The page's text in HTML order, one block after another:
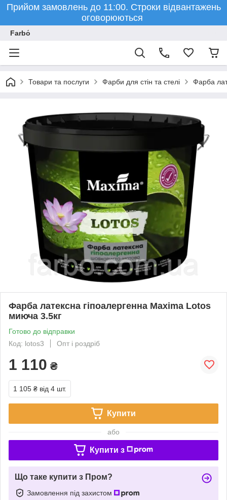
Прийом замовлень до 11:00. Строки відвантажень
оговорюються
Farbо́
Товари та послуги Фарби для стін та стелі Фарба
Фарба латексна гіпоалергенна Maxima Lotos
миюча 3.5кг
Готово до відправки
Код: lotos3
Опт і роздріб
1 110 ₴
1 105 ₴ від 4 шт.
Купити
або
Купити з
Що таке купити з Пром?
Замовлення під захистом